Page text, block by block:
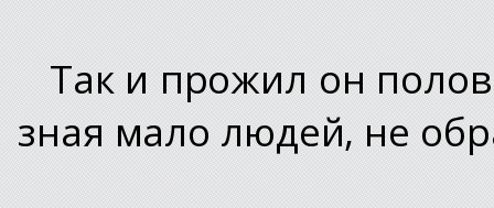
Так и прожил он
зная мало людей, не